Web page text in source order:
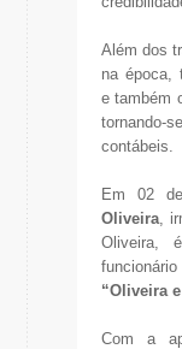
Além dos
na época,
e também
tornando-
contábeis.
Em 02
Oliveira ,
Oliveira,
“Oliveira
Com a